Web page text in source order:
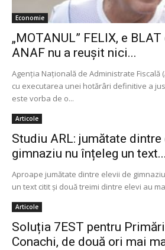
Economie
„MOTANUL” FELIX, e BLAT
ANAF nu a reușit nici...
Agenția Națională de Administrate Fiscală
cu executarea unei hotărâri definitive a
este vorba de o...
Articole
Studiu ARL: jumătate
gimnaziu nu înțeleg un text...
Aproape jumătate dintre elevii de
un text citit și două treimi dintre elevi au
Articole
Soluția 7EST pentru
Conachi, de două ori mai